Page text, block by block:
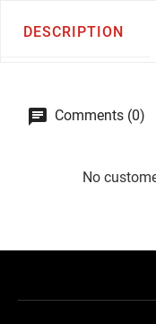
DESCRIPTION
Comments (0)
No